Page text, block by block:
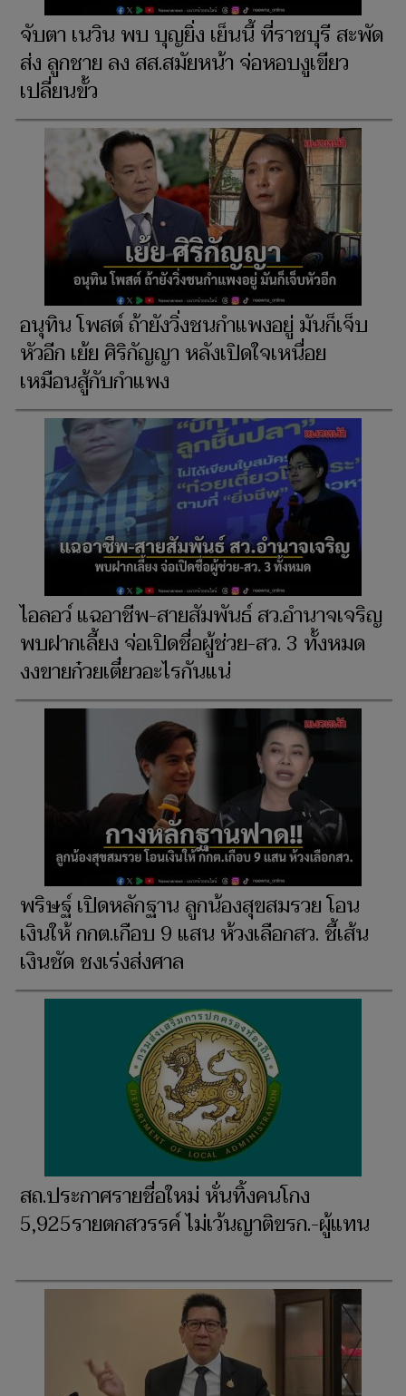
จับตา เนวิน พบ บุญยิ่ง เย็นนี้ ที่ราชบุรี สะพัด
ส่ง ลูกชาย ลง สส.สมัยหน้า จ่อหอบงูเขียว
เปลี่ยนขั้ว
อนุทิน โพสต์ ถ้ายังวิ่งชนกำแพงอยู่ มันก็เจ็บ
หัวอีก เย้ย ศิริกัญญา หลังเปิดใจเหนื่อย
เหมือนสู้กับกำแพง
ไอลอว์ แฉอาชีพ-สายสัมพันธ์ สว.อำนาจเจริญ
พบฝากเลี้ยง จ่อเปิดชื่อผู้ช่วย-สว. 3 ทั้งหมด
งงขายก๋วยเตี๋ยวอะไรกันแน่
พริษฐ์ เปิดหลักฐาน ลูกน้องสุขสมรวย โอน
เงินให้ กกต.เกือบ 9 แสน ห้วงเลือกสว. ชี้เส้น
เงินชัด ชงเร่งส่งศาล
สถ.ประกาศรายชื่อใหม่ หั่นทิ้งคนโกง
5,925รายตกสวรรค์ ไม่เว้นญาติขรก.-ผู้แทน